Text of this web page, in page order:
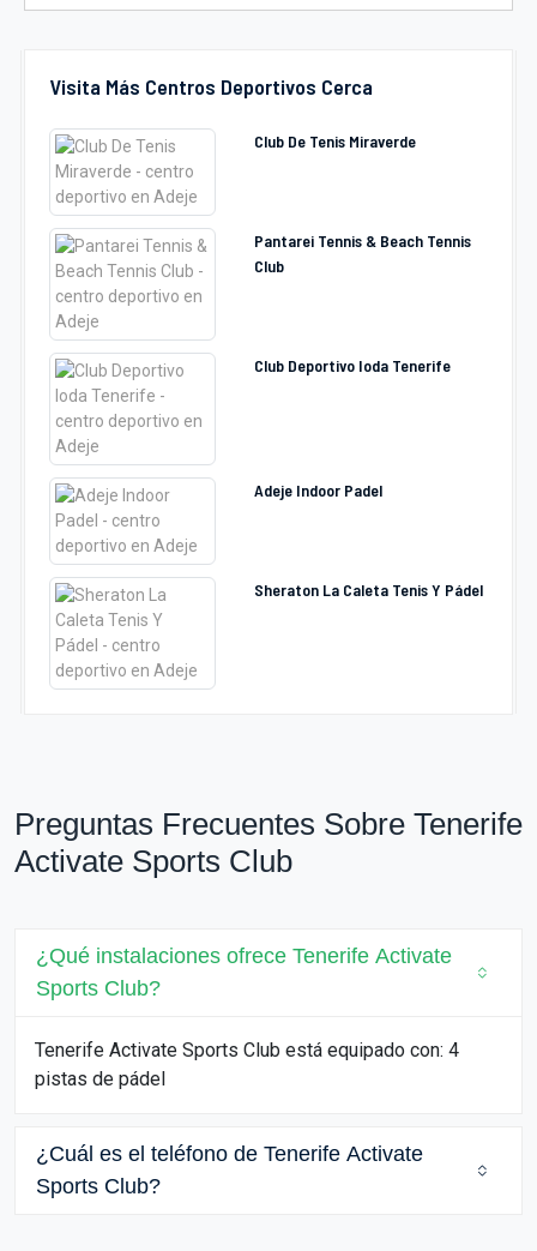
Visita Más Centros Deportivos Cerca
Club De Tenis Miraverde
Pantarei Tennis & Beach Tennis
Club
Club Deportivo Ioda Tenerife
Adeje Indoor Padel
Sheraton La Caleta Tenis Y Pádel
Preguntas Frecuentes Sobre Tenerife
Activate Sports Club
¿Qué instalaciones ofrece Tenerife Activate
Sports Club?
Tenerife Activate Sports Club está equipado con: 4
pistas de pádel
¿Cuál es el teléfono de Tenerife Activate
Sports Club?